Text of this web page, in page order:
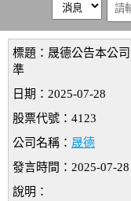
標題：晟德公告本公
準
日期：2025-07-28
股票代號：4123
公司名稱： 晟德
發言時間：2025-07-28
說明：